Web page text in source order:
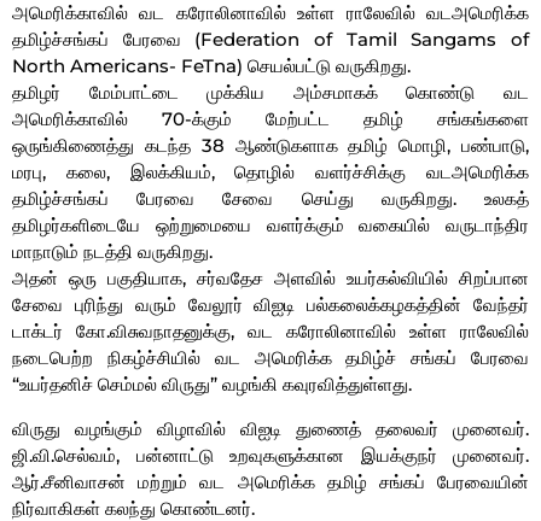
அமெரிக்காவில் வட கரோலினாவில் உள்ள ராலேவில் வடஅமெரிக்க
தமிழ்ச்சங்கப் பேரவை (Federation of Tamil Sangams of
North Americans- FeTna) செயல்பட்டு வருகிறது.
தமிழர் மேம்பாட்டை முக்கிய அம்சமாகக் கொண்டு வட
அமெரிக்காவில் 70-க்கும் மேற்பட்ட தமிழ் சங்கங்களை
ஒருங்கிணைத்து கடந்த 38 ஆண்டுகளாக தமிழ் மொழி, பண்பாடு,
மரபு, கலை, இலக்கியம், தொழில் வளர்ச்சிக்கு வடஅமெரிக்க
தமிழ்ச்சங்கப் பேரவை சேவை செய்து வருகிறது. உலகத்
தமிழர்களிடையே ஒற்றுமையை வளர்க்கும் வகையில் வருடாந்திர
மாநாடும் நடத்தி வருகிறது.
அதன் ஒரு பகுதியாக, சர்வதேச அளவில் உயர்கல்வியில் சிறப்பான
சேவை புரிந்து வரும் வேலூர் விஐடி பல்கலைக்கழகத்தின் வேந்தர்
டாக்டர் கோ.விசுவநாதனுக்கு, வட கரோலினாவில் உள்ள ராலேவில்
நடைபெற்ற நிகழ்ச்சியில் வட அமெரிக்க தமிழ்ச் சங்கப் பேரவை
“உயர்தனிச் செம்மல் விருது” வழங்கி கவுரவித்துள்ளது.
விருது வழங்கும் விழாவில் விஐடி துணைத் தலைவர் முனைவர்.
ஜி.வி.செல்வம், பன்னாட்டு உறவுகளுக்கான இயக்குநர் முனைவர்.
ஆர்.சீனிவாசன் மற்றும் வட அமெரிக்க தமிழ் சங்கப் பேரவையின்
நிர்வாகிகள் கலந்து கொண்டனர்.